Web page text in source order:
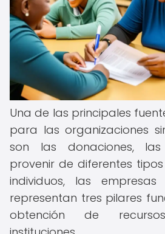
Una de las principales
para las organizaciones
son las donaciones,
provenir de diferentes
individuos, las
representan tres pilares
obtención de